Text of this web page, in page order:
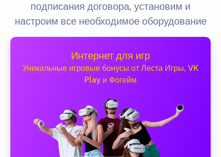
подписания договора, установим и
настроим все необходимое оборудование
Интернет для игр
Уникальные игровые бонусы от Леста Игры, VK
Play и Фогейм